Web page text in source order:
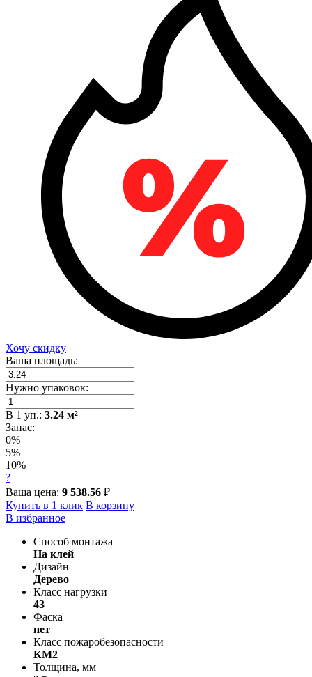
Хочу скидку
Ваша площадь:
Нужно упаковок:
В 1 уп.: 3.24 м²
Запас:
0%
5%
10%
?
Ваша цена: 9 538.56 ₽
Купить в 1 клик В корзину
В избранное
Способ монтажа
На клей
Дизайн
Дерево
Класс нагрузки
43
Фаска
нет
Класс пожаробезопасности
КМ2
Толщина, мм